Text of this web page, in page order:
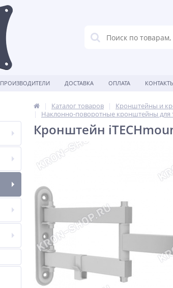
ПРОИЗВОДИТЕЛИ ДОСТАВКА ОПЛАТА
Каталог товаров
Кронштейны и
Наклонно-поворотные кронштейны для
Кронштейн